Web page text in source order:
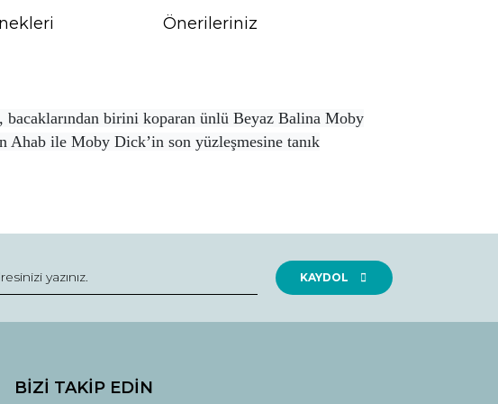
Önerileriniz
bacaklarından birini koparan ünlü Beyaz Balina Moby
Ahab ile Moby Dick’in son yüzleşmesine tanık
KAYDOL
BİZİ TAKİP EDİN